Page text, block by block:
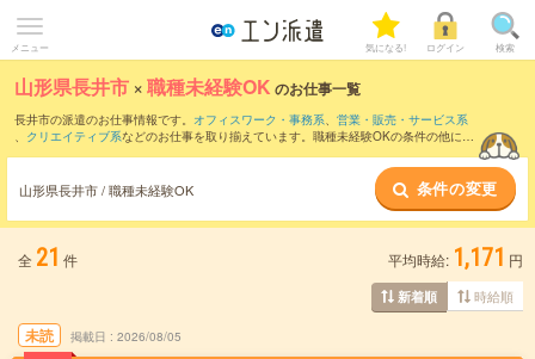
メニュー 気になる! ログイン 検索
山形県長井市 ×職種未経験OK のお仕事一覧
長井市の派遣のお仕事情報です。 オフィスワーク・事務系、 営業・販売・サービス系
、 クリエイティブ系などのお仕事を取り揃えています。職種未経験OKの条件の他に、
山形県長井市 / 職種未経験OK 条件の変更
全 21 件 平均時給: 1,171 円
新着順 時給順
未読 掲載日 2026/08/05